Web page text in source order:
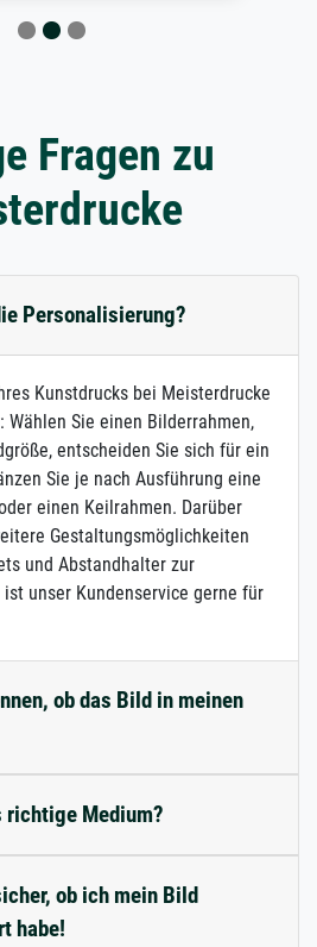
Fragen zu
Personalisierung?
Kunstdrucks bei Meisterdrucke
Sie einen Bilderrahmen,
entscheiden Sie sich für ein
Sie je nach Ausführung eine
einen Keilrahmen. Darüber
Gestaltungsmöglichkeiten
und Abstandhalter zur
unser Kundenservice gerne für
ob das Bild in meinen
richtige Medium?
ob ich mein Bild
habe!